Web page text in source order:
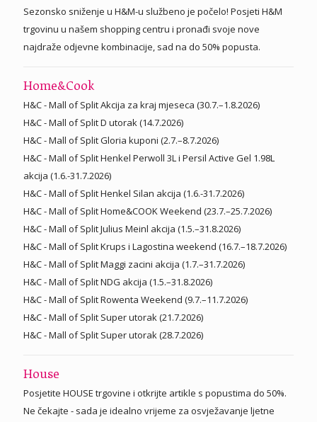
Sezonsko sniženje u H&M-u službeno je počelo! Posjeti H&M
trgovinu u našem shopping centru i pronađi svoje nove
najdraže odjevne kombinacije, sad na do 50% popusta.
Home&Cook
H&C - Mall of Split Akcija za kraj mjeseca (30.7.–1.8.2026)
H&C - Mall of Split D utorak (14.7.2026)
H&C - Mall of Split Gloria kuponi (2.7.–8.7.2026)
H&C - Mall of Split Henkel Perwoll 3L i Persil Active Gel 1.98L
akcija (1.6.-31.7.2026)
H&C - Mall of Split Henkel Silan akcija (1.6.-31.7.2026)
H&C - Mall of Split Home&COOK Weekend (23.7.–25.7.2026)
H&C - Mall of Split Julius Meinl akcija (1.5.–31.8.2026)
H&C - Mall of Split Krups i Lagostina weekend (16.7.–18.7.2026)
H&C - Mall of Split Maggi zacini akcija (1.7.–31.7.2026)
H&C - Mall of Split NDG akcija (1.5.–31.8.2026)
H&C - Mall of Split Rowenta Weekend (9.7.–11.7.2026)
H&C - Mall of Split Super utorak (21.7.2026)
H&C - Mall of Split Super utorak (28.7.2026)
House
Posjetite HOUSE trgovine i otkrijte artikle s popustima do 50%.
Ne čekajte - sada je idealno vrijeme za osvježavanje ljetne